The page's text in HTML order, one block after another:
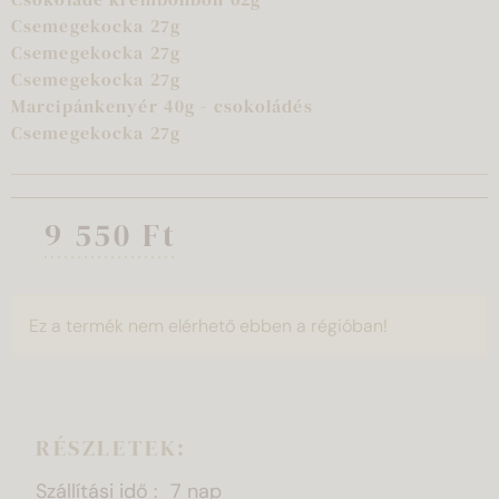
Csemegekocka 27g
Csemegekocka 27g
Csemegekocka 27g
Marcipánkenyér 40g - csokoládés
Csemegekocka 27g
9 550 Ft
Ez a termék nem elérhető ebben a régióban!
RÉSZLETEK:
Szállítási idő
7 nap